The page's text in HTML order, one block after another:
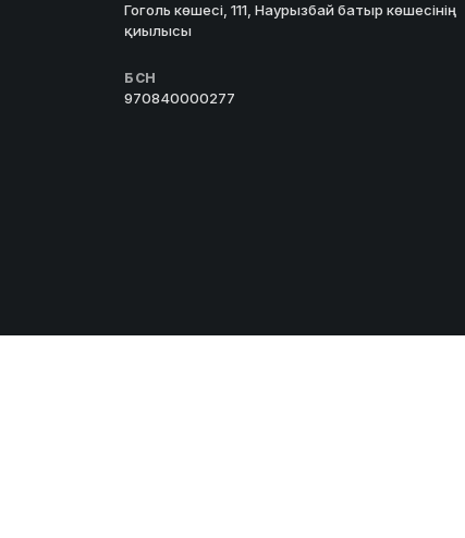
Гоголь көшесі, 111, Наурызбай батыр көшесінің
қиылысы
БСН
970840000277